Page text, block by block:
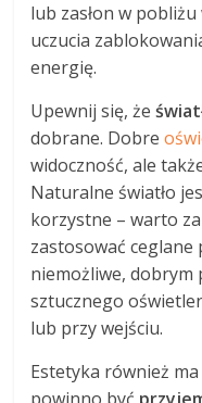
lub zasłon w
uczucia
energię.
Upewnij się, że
dobrane. Dobre
widoczność, ale
Naturalne światło
korzystne – warto
zastosować ceglane
niemożliwe, dobrym
sztucznego
lub przy wejściu.
Estetyka również